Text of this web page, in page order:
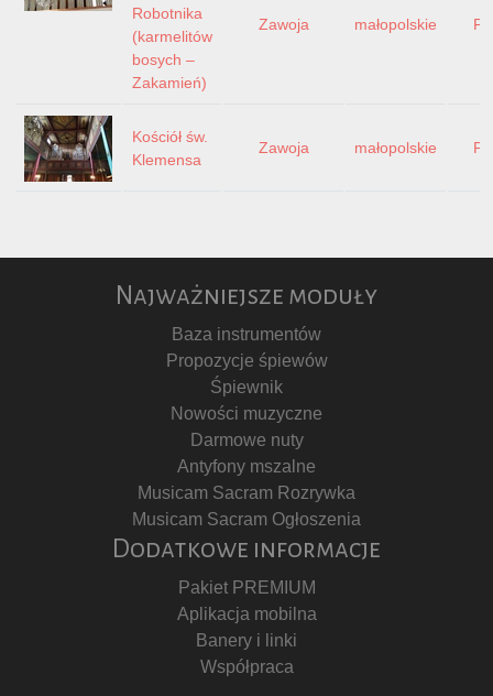
Robotnika
(karmelitów
bosych –
Zakamień)
Zawoja małopolskie
Kościół św.
Klemensa
Zawoja małopolskie
Najważniejsze moduły
Baza instrumentów
Propozycje śpiewów
Śpiewnik
Nowości muzyczne
Darmowe nuty
Antyfony mszalne
Musicam Sacram Rozrywka
Musicam Sacram Ogłoszenia
Dodatkowe informacje
Pakiet PREMIUM
Aplikacja mobilna
Banery i linki
Współpraca